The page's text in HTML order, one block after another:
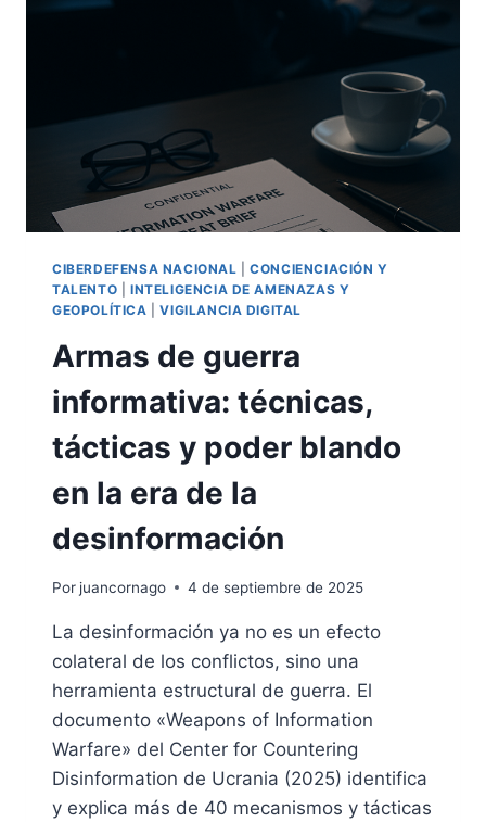
CIBERDEFENSA NACIONAL |CONCIENCIACIÓN Y
TALENTO
INTELIGENCIA DE AMENAZAS Y
GEOPOLÍTICA |VIGILANCIA DIGITAL
Armas de guerra
informativa: técnicas,
tácticas y poder blando
en la era de la
desinformación
Por juancornago 4 de septiembre de 2025
La desinformación ya no es un efecto
colateral de los conflictos, sino una
herramienta estructural de guerra. El
documento «Weapons of Information
Warfare» del Center for Countering
Disinformation de Ucrania (2025) identifica
y explica más de 40 mecanismos y tácticas